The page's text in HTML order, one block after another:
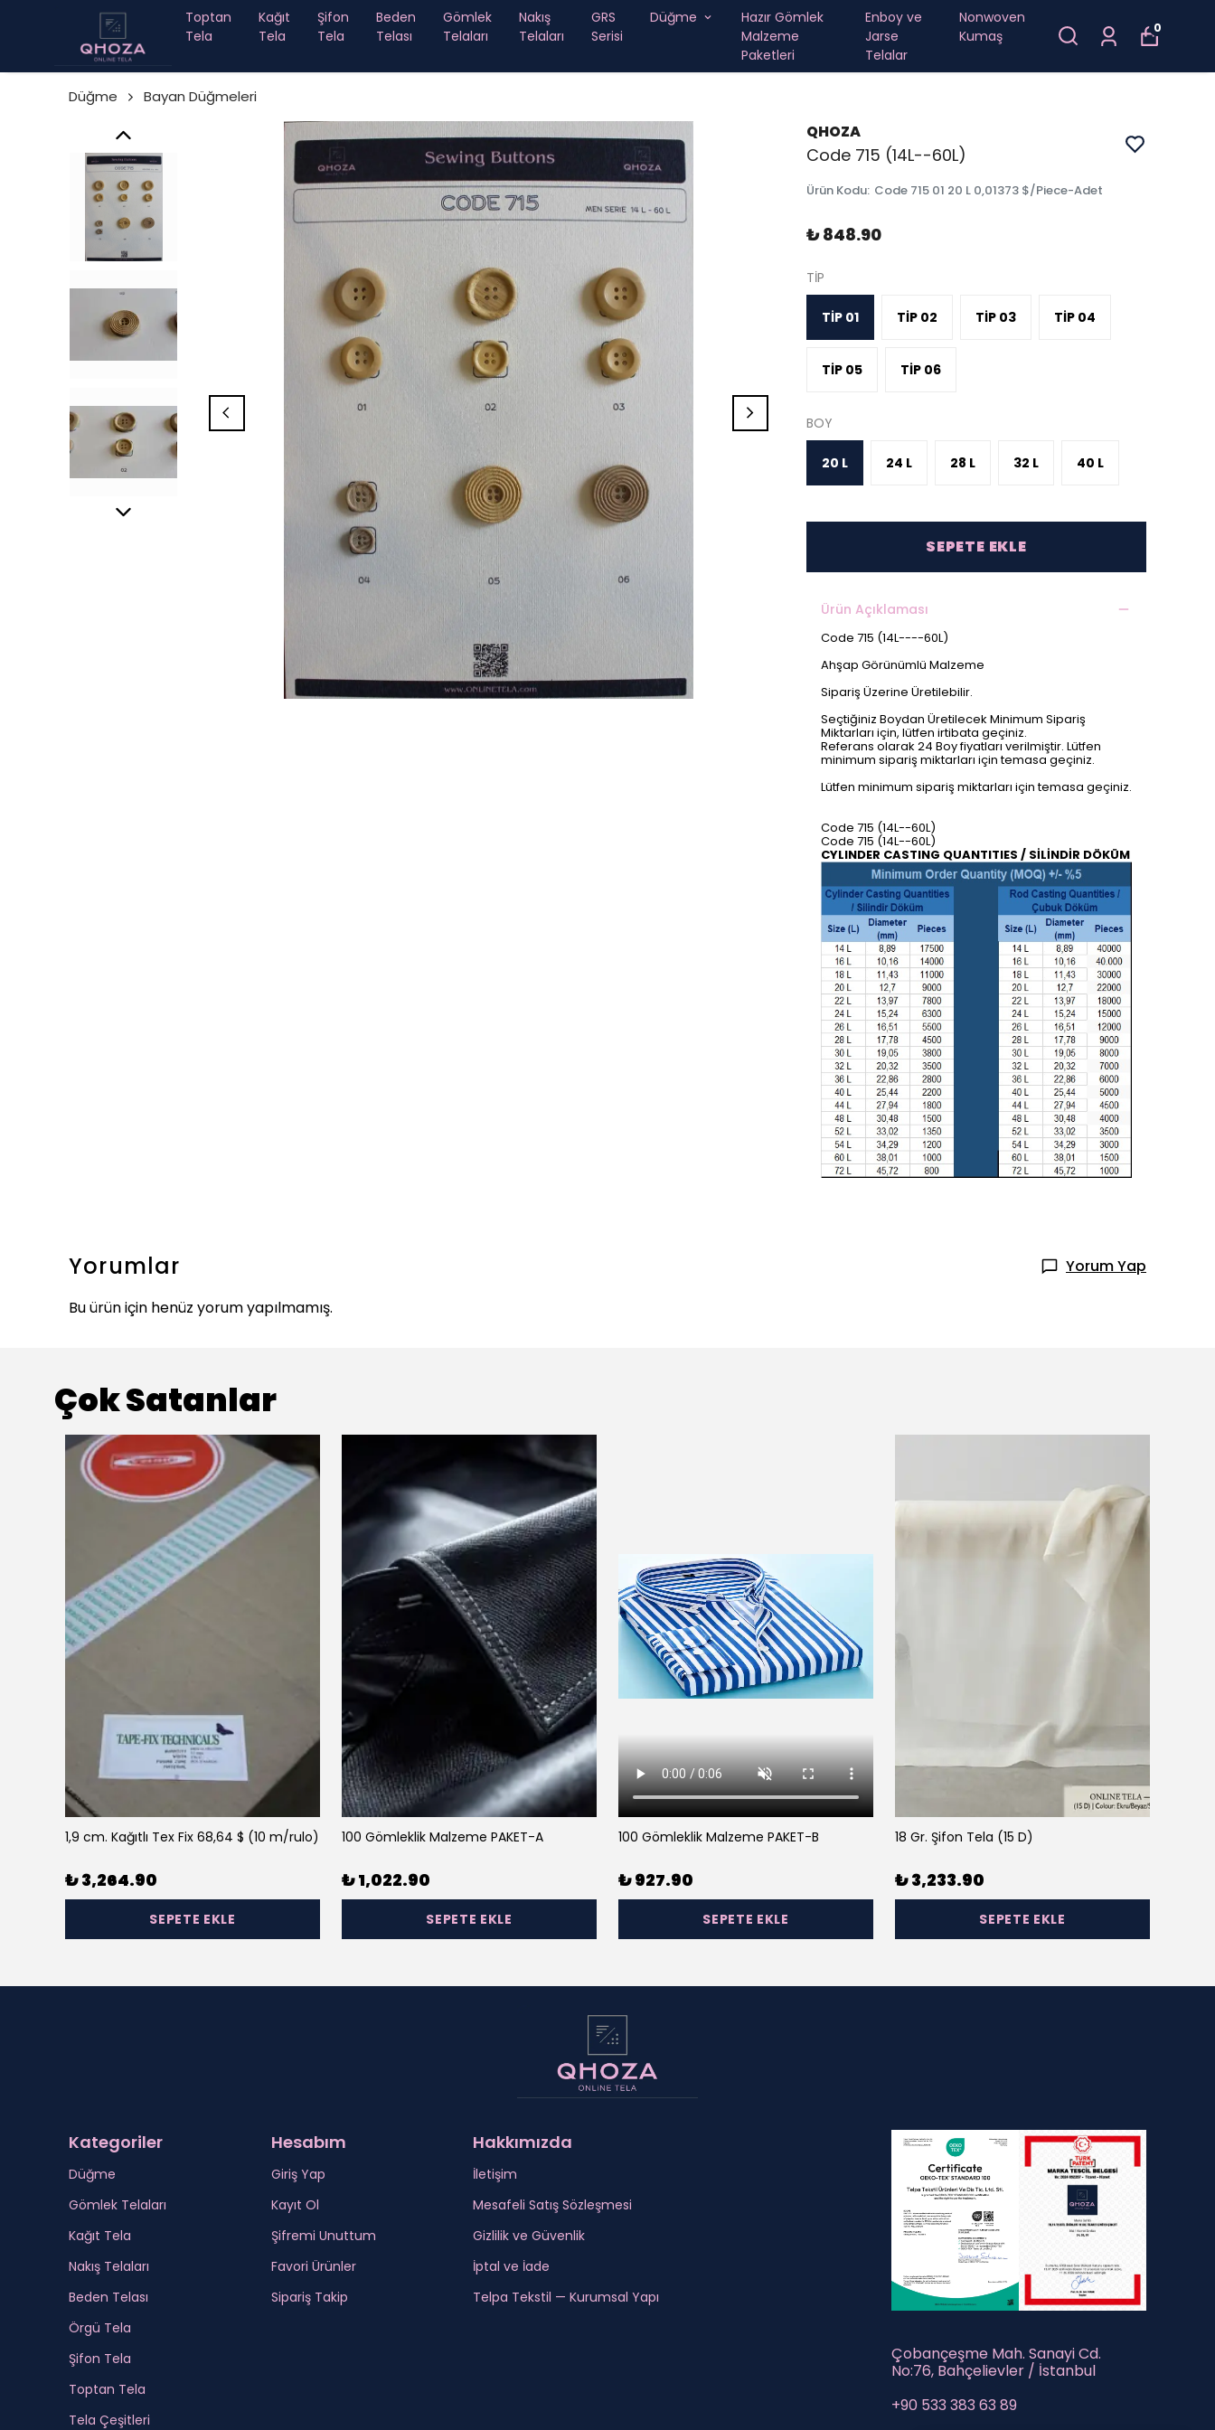
Toptan
Tela
Kağıt
Tela
Şifon
Tela
Beden
Telası
Gömlek
Telaları
Nakış
Telaları
GRS
Serisi
Düğme
Hazır Gömlek
Malzeme
Paketleri
Enboy ve
Jarse
Telalar
Nonwoven
Kumaş
0
Düğme Bayan Düğmeleri
QHOZA
Code 715 (14L--60L)
Ürün Kodu: Code 715 01 20 L 0,01373 $/Piece-Adet
₺ 848.90
TİP
TİP 01 TİP 02 TİP 03 TİP 04
TİP 05 TİP 06
BOY
20 L 24 L 28 L 32 L 40 L
SEPETE EKLE
Ürün Açıklaması
Code 715 (14L----60L)
Ahşap Görünümlü Malzeme
Sipariş Üzerine Üretilebilir.
Seçtiğiniz Boydan Üretilecek Minimum Sipariş
Miktarları için, lütfen irtibata geçiniz.
Referans olarak 24 Boy fiyatları verilmiştir. Lütfen
minimum sipariş miktarları için temasa geçiniz.
Lütfen minimum sipariş miktarları için temasa geçiniz.
Code 715 (14L--60L)
Code 715 (14L--60L)
CYLINDER CASTING QUANTITIES / SİLİNDİR DÖKÜM
Yorumlar
Yorum Yap
Bu ürün için henüz yorum yapılmamış.
Çok Satanlar
1,9 cm. Kağıtlı Tex Fix 68,64 $ (10 m/rulo)
₺ 3,264.90
SEPETE EKLE
100 Gömleklik Malzeme PAKET-A
₺ 1,022.90
SEPETE EKLE
100 Gömleklik Malzeme PAKET-B
₺ 927.90
SEPETE EKLE
18 Gr. Şifon Tela (15 D)
₺ 3,233.90
SEPETE EKLE
Kategoriler
Düğme
Gömlek Telaları
Kağıt Tela
Nakış Telaları
Beden Telası
Örgü Tela
Şifon Tela
Toptan Tela
Tela Çeşitleri
Hesabım
Giriş Yap
Kayıt Ol
Şifremi Unuttum
Favori Ürünler
Sipariş Takip
Hakkımızda
İletişim
Mesafeli Satış Sözleşmesi
Gizlilik ve Güvenlik
İptal ve İade
Telpa Tekstil — Kurumsal Yapı
Çobançeşme Mah. Sanayi Cd.
No:76, Bahçelievler / İstanbul
+90 533 383 63 89